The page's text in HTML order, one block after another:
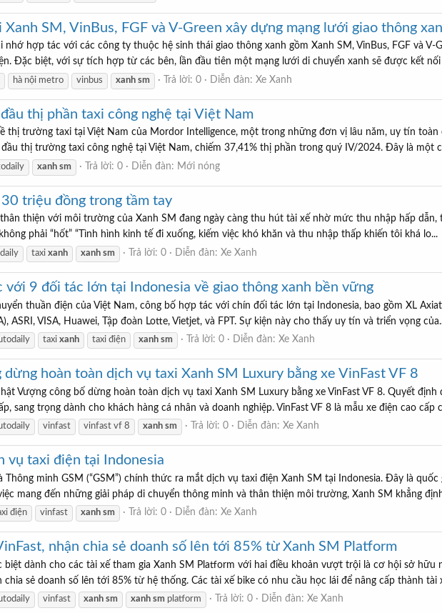
SM, VinBus, FGF và V-Green xây dựng mạng lưới giao thông
hợp tác với các công ty thuộc hệ sinh thái giao thông xanh gồm Xanh SM, VinBus, FGF và V-
Đặc biệt, với sự tích hợp từ các bên, lần đầu tiên một mạng lưới di chuyển xanh sẽ được kết nối
hà nội metro vinbus xanh sm Trả lời: 0 Diễn đàn: Xe Xanh
thị phần taxi công nghệ tại Việt Nam
thị trường taxi tại Việt Nam của Mordor Intelligence, một trong những đơn vị lâu năm, uy tín
thị trường taxi công nghệ tại Việt Nam, chiếm 37,41% thị phần trong quý IV/2024. Đây là một
xanh sm Trả lời: 0 Diễn đàn: Mới nóng
triệu đồng trong tầm tay
thiện với môi trường của Xanh SM đang ngày càng thu hút tài xế nhờ mức thu nhập hấp dẫn,
phải “hốt” “Tình hình kinh tế đi xuống, kiếm việc khó khăn và thu nhập thấp khiến tôi khá lo...
taxi xanh xanh sm Trả lời: 0 Diễn đàn: Xe Xanh
với 9 đối tác lớn tại Indonesia về giao thông xanh bền vững
thuần điện của Việt Nam, công bố hợp tác với chín đối tác lớn tại Indonesia, bao gồm XL
ASRI, VISA, Huawei, Tập đoàn Lotte, Vietjet, và FPT. Sự kiện này cho thấy uy tín và triển vọng
taxi xanh taxi điện xanh sm Trả lời: 0 Diễn đàn: Xe Xanh
hoàn toàn dịch vụ taxi Xanh SM Luxury bằng xe VinFast VF 8
Vượng công bố dừng hoàn toàn dịch vụ taxi Xanh SM Luxury bằng xe VinFast VF 8. Quyết
sang trọng dành cho khách hàng cá nhân và doanh nghiệp. VinFast VF 8 là mẫu xe điện cao cấp
vinfast vinfast vf 8 xanh sm Trả lời: 0 Diễn đàn: Xe Xanh
vụ taxi điện tại Indonesia
Thông minh GSM (“GSM”) chính thức ra mắt dịch vụ taxi điện Xanh SM tại Indonesia. Đây là
mang đến những giải pháp di chuyển thông minh và thân thiện môi trường, Xanh SM khẳng
điện vinfast xanh sm Trả lời: 0 Diễn đàn: Xe Xanh
nhận chia sẻ doanh số lên tới 85% từ Xanh SM Platform
dành cho các tài xế tham gia Xanh SM Platform với hai điều khoản vượt trội là cơ hội sở hữu
sẻ doanh số lên tới 85% từ hệ thống. Các tài xế bike có nhu cầu học lái để nâng cấp thành tài
vinfast xanh sm xanh sm platform Trả lời: 0 Diễn đàn: Xe Xanh